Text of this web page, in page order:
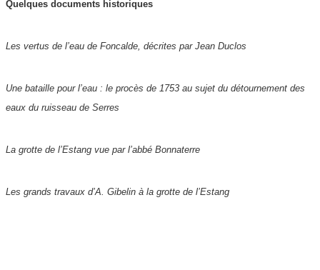
Quelques documents historiques
Les vertus de l’eau de Foncalde, décrites par Jean Duclos
Une bataille pour l’eau : le procès de 1753 au sujet du détournement des
eaux du ruisseau de Serres
La grotte de l’Estang vue par l’abbé Bonnaterre
Les grands travaux d’A. Gibelin à la grotte de l’Estang